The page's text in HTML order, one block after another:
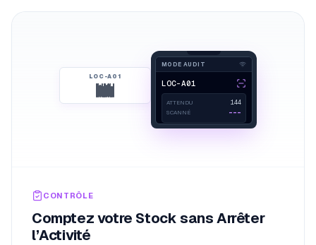
LOC-A01
MODE AUDIT
LOC-A01
ATTENDU 144
SCANNÉ ---
SCAN EN COURS
CONTRÔLE
Comptez votre Stock sans Arrêter
l’Activité